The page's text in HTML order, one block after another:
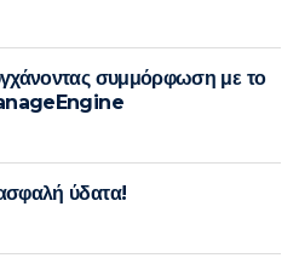
συμμόρφωση με το
ύδατα!